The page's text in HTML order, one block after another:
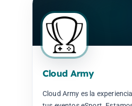
Cloud Army
Cloud Army es la